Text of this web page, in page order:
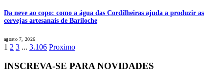
Da neve ao copo: como a água das Cordilheiras ajuda a produzir as
cervejas artesanais de Bariloche
agosto 7, 2026
1 2 3 ... 3.106 Proximo
INSCREVA-SE PARA NOVIDADES